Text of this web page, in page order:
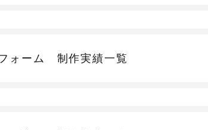
ォーム 制作実績一覧